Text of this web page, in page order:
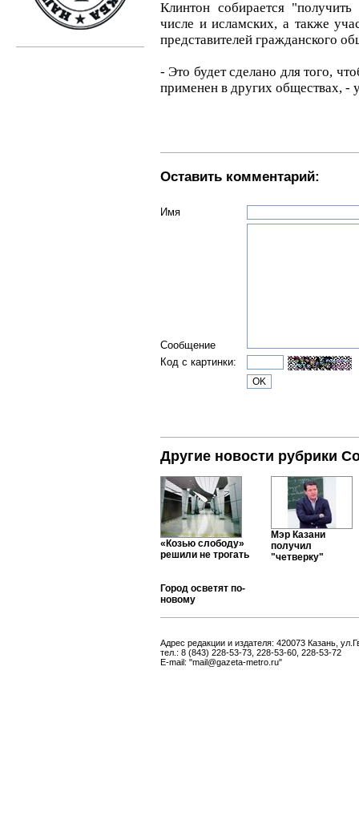
Клинтон собирается
числе и исламских, а также
представителей гражданского
- Это будет сделано для того,
применен в других обществах, -
Оставить комментарий:
Имя
Сообщение
Код с картинки:
Другие новости рубрики
«Козью слободу»
решили не трогать
Мэр Казани
получил
"четверку"
Город осветят по-
новому
Адрес редакции и издателя: 420073 Казань,
тел.: 8 (843) 228-53-73, 228-53-60, 228-53-72
E-mail: "mail@gazeta-metro.ru"